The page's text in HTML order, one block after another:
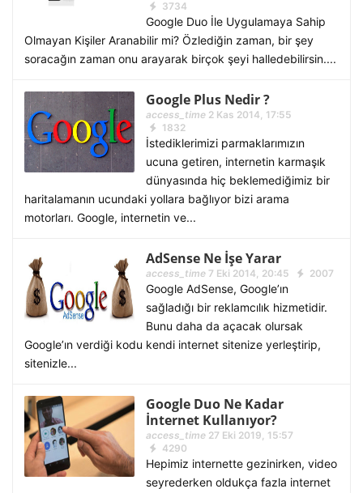
3734
Google Duo İle Uygulamaya Sahip
Olmayan Kişiler Aranabilir mi? Özlediğin zaman, bir şey
soracağın zaman onu arayarak birçok şeyi halledebilirsin....
Google Plus Nedir ?
access_time2 Kas 2014, 17:55
1832
İstediklerimizi parmaklarımızın
ucuna getiren, internetin karmaşık
dünyasında hiç beklemediğimiz bir
haritalamanın ucundaki yollara bağlıyor bizi arama
motorları. Google, internetin ve...
AdSense Ne İşe Yarar
access_time7 Eki 2014, 20:45 2007
Google AdSense, Google’ın
sağladığı bir reklamcılık hizmetidir.
Bunu daha da açacak olursak
Google’ın verdiği kodu kendi internet sitenize yerleştirip,
sitenizle...
Google Duo Ne Kadar
İnternet Kullanıyor?
access_time27 Eki 2019, 15:57
4290
Hepimiz internette gezinirken, video
seyrederken oldukça fazla internet